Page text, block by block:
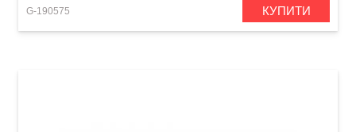
G-190575 КУПИТИ